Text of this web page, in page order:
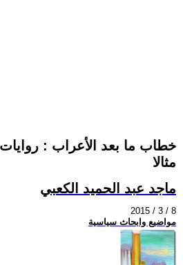
خطاب ما بعد الأعراب : روايات
مثالا
ماجد عبد الحميد الكعبي
2015 / 3 / 8
مواضيع وابحاث سياسية